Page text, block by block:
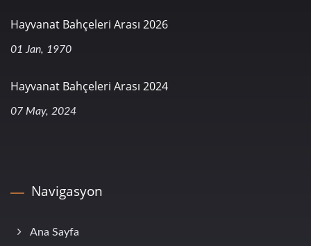
Hayvanat Bahçeleri Arası 2026
01 Jan, 1970
Hayvanat Bahçeleri Arası 2024
07 May, 2024
Navigasyon
Ana Sayfa